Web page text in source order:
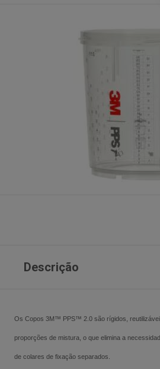
Descrição
Os Copos 3M™ PPS™ 2.0 são rígidos,
proporções de mistura, o que elimina a
de colares de fixação separados.